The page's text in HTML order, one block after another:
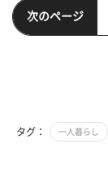
次のページ
タグ： 一人暮らし